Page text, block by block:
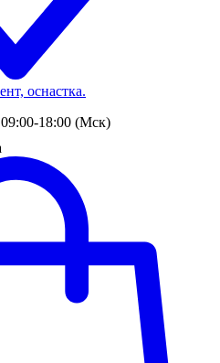
оснастка.
18:00 (Мск)